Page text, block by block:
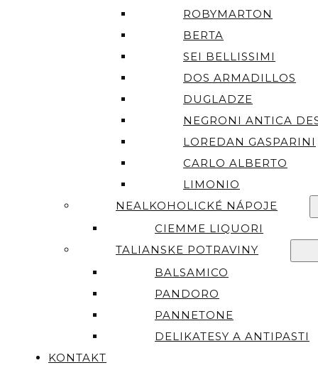
ROBYMARTON
BERTA
SEI BELLISSIMI
DOS ARMADILLOS
DUGLADZE
NEGRONI ANTICA
LOREDAN GASPARINI
CARLO ALBERTO
LIMONIO
NEALKOHOLICKÉ NÁPOJE
CIEMME LIQUORI
TALIANSKE POTRAVINY
BALSAMICO
PANDORO
PANNETONE
DELIKATESY A ANTIPASTI
KONTAKT